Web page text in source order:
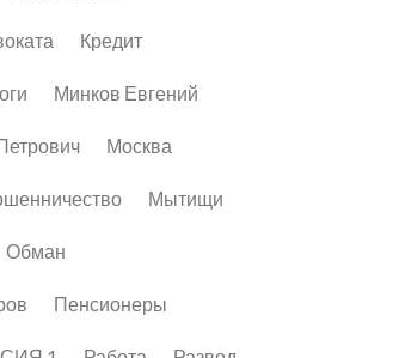
Кредит
Минков Евгений
Москва
Мытищи
Обман
Пенсионеры